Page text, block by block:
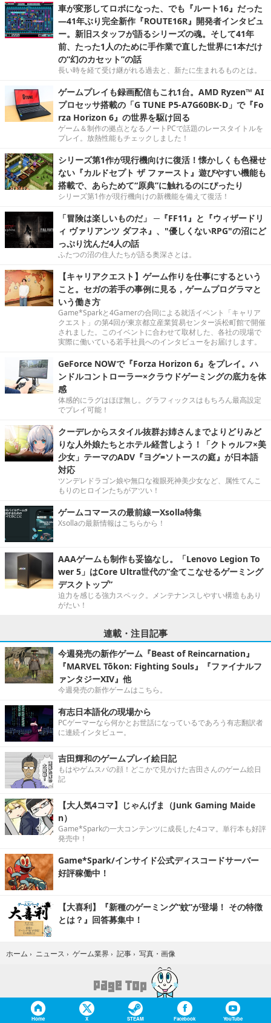
車が変形してロボになった、でも『ルート16』だった
―41年ぶり完全新作『ROUTE16R』開発者インタビュ
ー。新旧スタッフが語るシリーズの魂。そして41年
前、たった1人のために手作業で直した世界に1本だけ
の“幻のカセット”の話
長い時を経て受け継がれる過去と、新たに生まれるものとは。
ゲームプレイも録画配信もこれ1台。AMD Ryzen™ AI
プロセッサ搭載の「G TUNE P5-A7G60BK-D」で『Fo
rza Horizon 6』の世界を駆け回る
ゲーム＆制作の拠点となるノートPCで話題のレースタイトルを
プレイ。放熱性能もチェックしました！
シリーズ第1作が現行機向けに復活！懐かしくも色褪せ
ない『カルドセプト ザ ファースト』遊びやすい機能も
搭載で、あらためて“原典”に触れるのにぴったり
シリーズ第1作が現行機向けの新機能を備えて復活！
「冒険は楽しいものだ」 ─『FF11』と『ウィザードリ
ィ ヴァリアンツ ダフネ』、"優しくないRPG"の沼にど
っぷり沈んだ4人の話
ふたつの沼の住人たちが語る奥深さとは。
【キャリアクエスト】ゲーム作りを仕事にするという
こと。セガの若手の事例に見る，ゲームプログラマと
いう働き方
Game*Sparkと4Gamerの合同による就活イベント「キャリア
クエスト」の第4回が東京都立産業貿易センター浜松町館で開催
されました。このイベントに合わせて取材した、各社の現場で
実際に働いている若手社員へのインタビューをお届けします。
GeForce NOWで『Forza Horizon 6』をプレイ。ハ
ンドルコントローラー×クラウドゲーミングの底力を体
感
体感的にラグはほぼ無し。グラフィックスはもちろん最高設定
でプレイ可能！
クーデレからスタイル抜群お姉さんまでよりどりみど
りな人外娘たちとホテル経営しよう！「クトゥルフ×美
少女」テーマのADV『ヨグ=ソトースの庭』が日本語
対応
ツンデレドラゴン娘や無口な複眼死神美少女など、属性てんこ
もりのヒロインたちがアツい！
ゲームコマースの最前線ーXsolla特集
Xsollaの最新情報はこちらから！
AAAゲームも制作も妥協なし。「Lenovo Legion To
wer 5」はCore Ultra世代の“全てこなせるゲーミング
デスクトップ”
迫力を感じる強力スペック。メンテナンスしやすい構造もあり
がたい！
連載・注目記事
今週発売の新作ゲーム『Beast of Reincarnation』
『MARVEL Tōkon: Fighting Souls』『ファイナルフ
ァンタジーXIV』他
今週発売の新作ゲームはこちら。
有志日本語化の現場から
PCゲーマーなら何かとお世話になっているであろう有志翻訳者
に連続インタビュー。
吉田輝和のゲームプレイ絵日記
もはやゲムスパの顔！どこかで見かけた吉田さんのゲーム絵日
記
【大人気4コマ】じゃんげま（Junk Gaming Maide
n）
Game*Sparkの一大コンテンツに成長した4コマ。単行本も好評
発売中！
Game*Spark/インサイド公式ディスコードサーバー
好評稼働中！
【大喜利】『新種のゲーミング“蚊”が登場！ その特徴
とは？』回答募集中！
ホーム › ニュース › ゲーム業界 › 記事 › 写真・画像
Home X STEAM Facebook YouTube